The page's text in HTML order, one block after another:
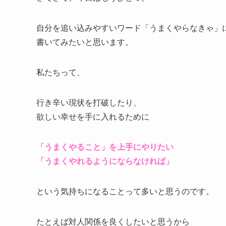
自分を追い込みやすいワード「うまくやらなきゃ」
書いてみたいと思います。
私たちって、
行き辛い現状を打破したり、
欲しい幸せを手に入れるために
「うまくやること」を上手にやりたい
「うまくやれるようにならなければ」
という気持ちになることって多いと思うのです。
たとえば対人関係を良くしたいと思うから